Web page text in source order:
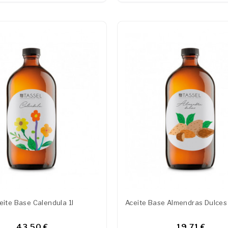
Base Calendula 1l Aceite Base Almendras Dulces